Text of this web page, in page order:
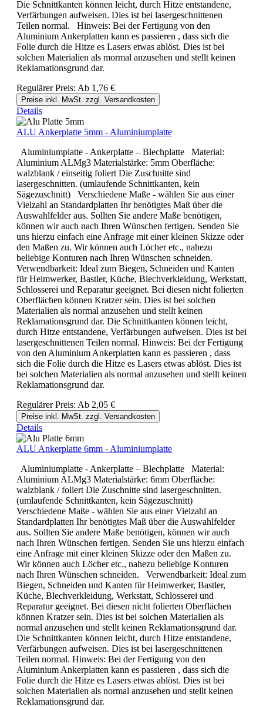
Die Schnittkanten können leicht, durch Hitze entstandene,
Verfärbungen aufweisen. Dies ist bei lasergeschnittenen
Teilen normal. Hinweis: Bei der Fertigung von den
Aluminium Ankerplatten kann es passieren , dass sich die
Folie durch die Hitze es Lasers etwas ablöst. Dies ist bei
solchen Materialien als mormal anzusehen und stellt keinen
Reklamationsgrund dar.
Regulärer Preis: Ab 1,76 €
Preise inkl. MwSt. zzgl. Versandkosten
Details
ALU Ankerplatte 5mm - Aluminiumplatte
Aluminiumplatte - Ankerplatte – Blechplatte Material:
Aluminium ALMg3 Materialstärke: 5mm Oberfläche:
walzblank / einseitig foliert Die Zuschnitte sind
lasergeschnitten. (umlaufende Schnittkanten, kein
Sägezuschnitt) Verschiedene Maße - wählen Sie aus einer
Vielzahl an Standardplatten Ihr benötigtes Maß über die
Auswahlfelder aus. Sollten Sie andere Maße benötigen,
können wir auch nach Ihren Wünschen fertigen. Senden Sie
uns hierzu einfach eine Anfrage mit einer kleinen Skizze oder
den Maßen zu. Wir können auch Löcher etc., nahezu
beliebige Konturen nach Ihren Wünschen schneiden.
Verwendbarkeit: Ideal zum Biegen, Schneiden und Kanten
für Heimwerker, Bastler, Küche, Blechverkleidung, Werkstatt,
Schlosserei und Reparatur geeignet. Bei diesen nicht folierten
Oberflächen können Kratzer sein. Dies ist bei solchen
Materialien als normal anzusehen und stellt keinen
Reklamationsgrund dar. Die Schnittkanten können leicht,
durch Hitze entstandene, Verfärbungen aufweisen. Dies ist bei
lasergeschnittenen Teilen normal. Hinweis: Bei der Fertigung
von den Aluminium Ankerplatten kann es passieren , dass
sich die Folie durch die Hitze es Lasers etwas ablöst. Dies ist
bei solchen Materialien als normal anzusehen und stellt keinen
Reklamationsgrund dar.
Regulärer Preis: Ab 2,05 €
Preise inkl. MwSt. zzgl. Versandkosten
Details
ALU Ankerplatte 6mm - Aluminiumplatte
Aluminiumplatte - Ankerplatte – Blechplatte Material:
Aluminium ALMg3 Materialstärke: 6mm Oberfläche:
walzblank / foliert Die Zuschnitte sind lasergeschnitten.
(umlaufende Schnittkanten, kein Sägezuschnitt)
Verschiedene Maße - wählen Sie aus einer Vielzahl an
Standardplatten Ihr benötigtes Maß über die Auswahlfelder
aus. Sollten Sie andere Maße benötigen, können wir auch
nach Ihren Wünschen fertigen. Senden Sie uns hierzu einfach
eine Anfrage mit einer kleinen Skizze oder den Maßen zu.
Wir können auch Löcher etc., nahezu beliebige Konturen
nach Ihren Wünschen schneiden. Verwendbarkeit: Ideal zum
Biegen, Schneiden und Kanten für Heimwerker, Bastler,
Küche, Blechverkleidung, Werkstatt, Schlosserei und
Reparatur geeignet. Bei diesen nicht folierten Oberflächen
können Kratzer sein. Dies ist bei solchen Materialien als
normal anzusehen und stellt keinen Reklamationsgrund dar.
Die Schnittkanten können leicht, durch Hitze entstandene,
Verfärbungen aufweisen. Dies ist bei lasergeschnittenen
Teilen normal. Hinweis: Bei der Fertigung von den
Aluminium Ankerplatten kann es passieren , dass sich die
Folie durch die Hitze es Lasers etwas ablöst. Dies ist bei
solchen Materialien als normal anzusehen und stellt keinen
Reklamationsgrund dar.